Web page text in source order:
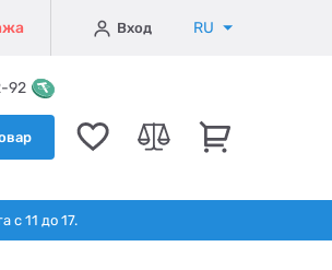
Вход RU
92
с 11 до 17.